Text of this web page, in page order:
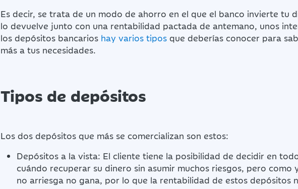
Es decir, se trata de un modo de ahorro en el que el banco invierte tu
lo devuelve junto con una rentabilidad pactada de antemano, unos
los depósitos bancarios hay varios tipos que deberías conocer para
más a tus necesidades.
Tipos de depósitos
Los dos depósitos que más se comercializan son estos:
Depósitos a la vista: El cliente tiene la posibilidad de decidir en
cuándo recuperar su dinero sin asumir muchos riesgos, pero como
no arriesga no gana, por lo que la rentabilidad de estos depósitos